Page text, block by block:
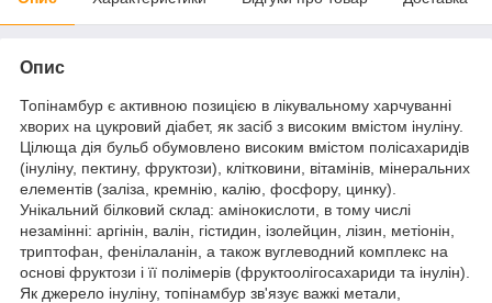
Опис
Топінамбур є активною позицією в лікувальному харчуванні
хворих на цукровий діабет, як засіб з високим вмістом інуліну.
Цілюща дія бульб обумовлено високим вмістом полісахаридів
(інуліну, пектину, фруктози), клітковини, вітамінів, мінеральних
елементів (заліза, кремнію, калію, фосфору, цинку).
Унікальний білковий склад: амінокислоти, в тому числі
незамінні: аргінін, валін, гістидин, ізолейцин, лізин, метіонін,
триптофан, фенілаланін, а також вуглеводний комплекс на
основі фруктози і її полімерів (фруктоолігосахариди та інулін).
Як джерело інуліну, топінамбур зв'язує важкі метали,